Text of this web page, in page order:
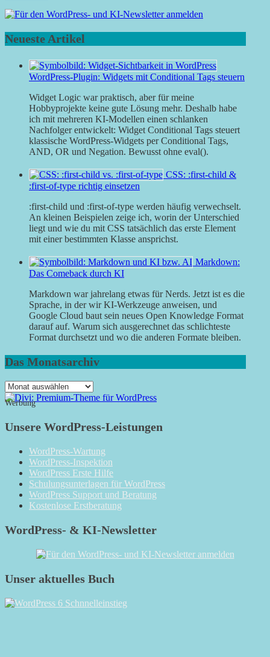
Neueste Artikel
WordPress-Plugin: Widgets mit Conditional Tags steuern
Widget Logic war praktisch, aber für meine
Hobbyprojekte keine gute Lösung mehr. Deshalb habe
ich mit mehreren KI-Modellen einen schlanken
Nachfolger entwickelt: Widget Conditional Tags steuert
klassische WordPress-Widgets per Conditional Tags,
AND, OR und Negation. Bewusst ohne eval().
CSS: :first-child &
:first-of-type richtig einsetzen
:first-child und :first-of-type werden häufig verwechselt.
An kleinen Beispielen zeige ich, worin der Unterschied
liegt und wie du mit CSS tatsächlich das erste Element
mit einer bestimmten Klasse ansprichst.
Markdown:
Das Comeback durch KI
Markdown war jahrelang etwas für Nerds. Jetzt ist es die
Sprache, in der wir KI-Werkzeuge anweisen, und
Google Cloud baut sein neues Open Knowledge Format
darauf auf. Warum sich ausgerechnet das schlichteste
Format durchsetzt und wo die anderen Formate bleiben.
Das Monatsarchiv
Das
Monatsarchiv
Werbung
Unsere WordPress-Leistungen
WordPress-Wartung
WordPress-Inspektion
WordPress Erste Hilfe
Schulungsunterlagen für WordPress
WordPress Support und Beratung
Kostenlose Erstberatung
WordPress- & KI-Newsletter
Unser aktuelles Buch